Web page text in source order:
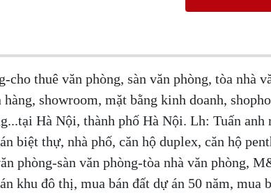
cho thuê văn phòng, sàn văn phòng, tòa nhà
showroom, mặt bằng kinh doanh,
Hà Nội, thành phố Hà Nội. Lh: Tuấn
biệt thự, nhà phố, căn hộ duplex, căn hộ
phòng-sàn văn phòng-tòa nhà văn phòng,
khu đô thị, mua bán đất dự án 50 năm, mua